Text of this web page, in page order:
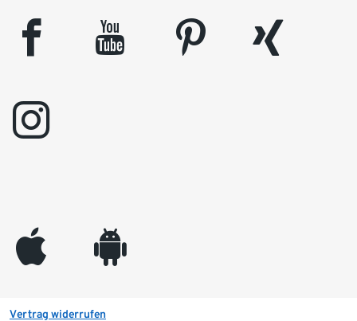
facebook youtube pinterest
xing
instagram
appleinc android
Vertrag widerrufen